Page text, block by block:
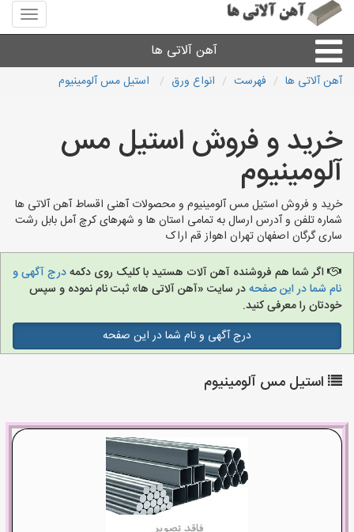
منوی
سایت
آلاتی
آهن آلاتی ها
ورق
لوله و اتصالات
سایر آهن آلات
آهن آلاتی های شهرها
آهن آلاتی ها فهرست انواع ورق استیل مس آلومینیوم
خرید و فروش استیل مس
آلومینیوم
خرید و فروش استیل مس آلومینیوم و محصولات آهنی اقساط آهن آلاتی ها
شماره تلفن و آدرس ارسال به تمامی استان ها و شهرهای کرچ آمل بابل رشت
ساری گرگان اصفهان تهران اهواز قم اراک
اگر شما هم فروشنده آهن آلات هستید با کلیک روی دکمهدرج آگهی و
نام شما در این صفحهدر سایت «آهن آلاتی ها» ثبت نام نموده و سپس
خودتان را معرفی کنید.
درج آگهی و نام شما در این صفحه
استیل مس آلومینیوم